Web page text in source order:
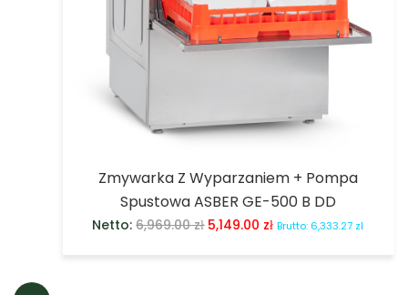
Zmywarka Z Wyparzaniem + Pompa
Spustowa ASBER GE-500 B DD
Netto:6,969.00zł 5,149.00 zł Brutto: 6,333.27 zł